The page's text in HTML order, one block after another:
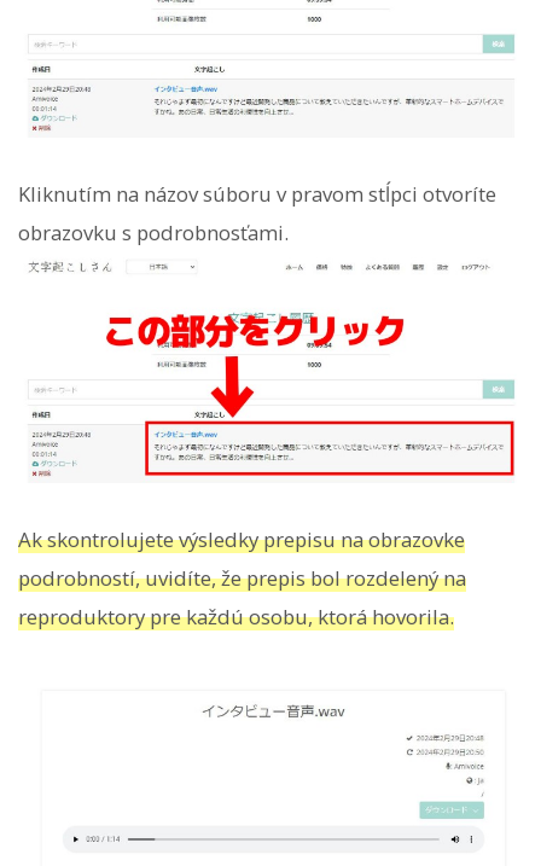
Kliknutím na názov súboru v pravom stĺpci otvoríte
obrazovku s podrobnosťami.
Ak skontrolujete výsledky prepisu na obrazovke
podrobností, uvidíte, že prepis bol rozdelený na
reproduktory pre každú osobu, ktorá hovorila.